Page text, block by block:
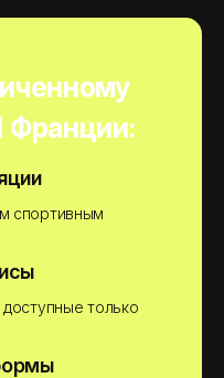
Франции:
спортивным
только